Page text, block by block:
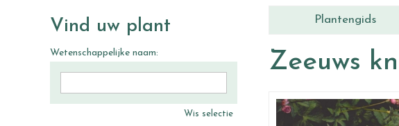
Plantengids
Zeeuws
Vind uw plant
Wetenschappelijke naam:
Wis selectie